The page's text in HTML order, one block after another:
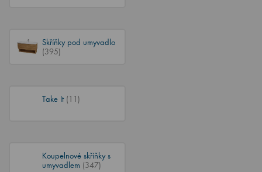
Skříňky pod umyvadlo
(395)
Take It (11)
Koupelnové skříňky s
umyvadlem (347)